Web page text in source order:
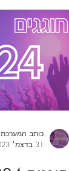
כותב המערכת
31 בדצמ׳ 2023